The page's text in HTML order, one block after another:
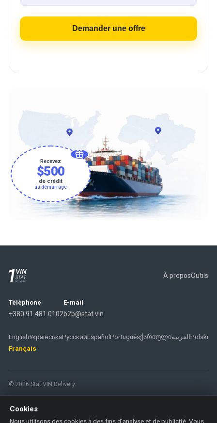
Demander une offre
Recevez
$500
de crédit
au démarrage
À proposOutils
Téléphone
+380 91 481 0102
E-mail
b2b@stat.vin
EnglishУкраїнськаРусскийEspañolPortuguêsქართულიالعربيةPolski
Français
© 2026 Stat.VIN Delivery.
Cookies
Nous utilisons des cookies à des fins d’analyse et de publicité. Vous